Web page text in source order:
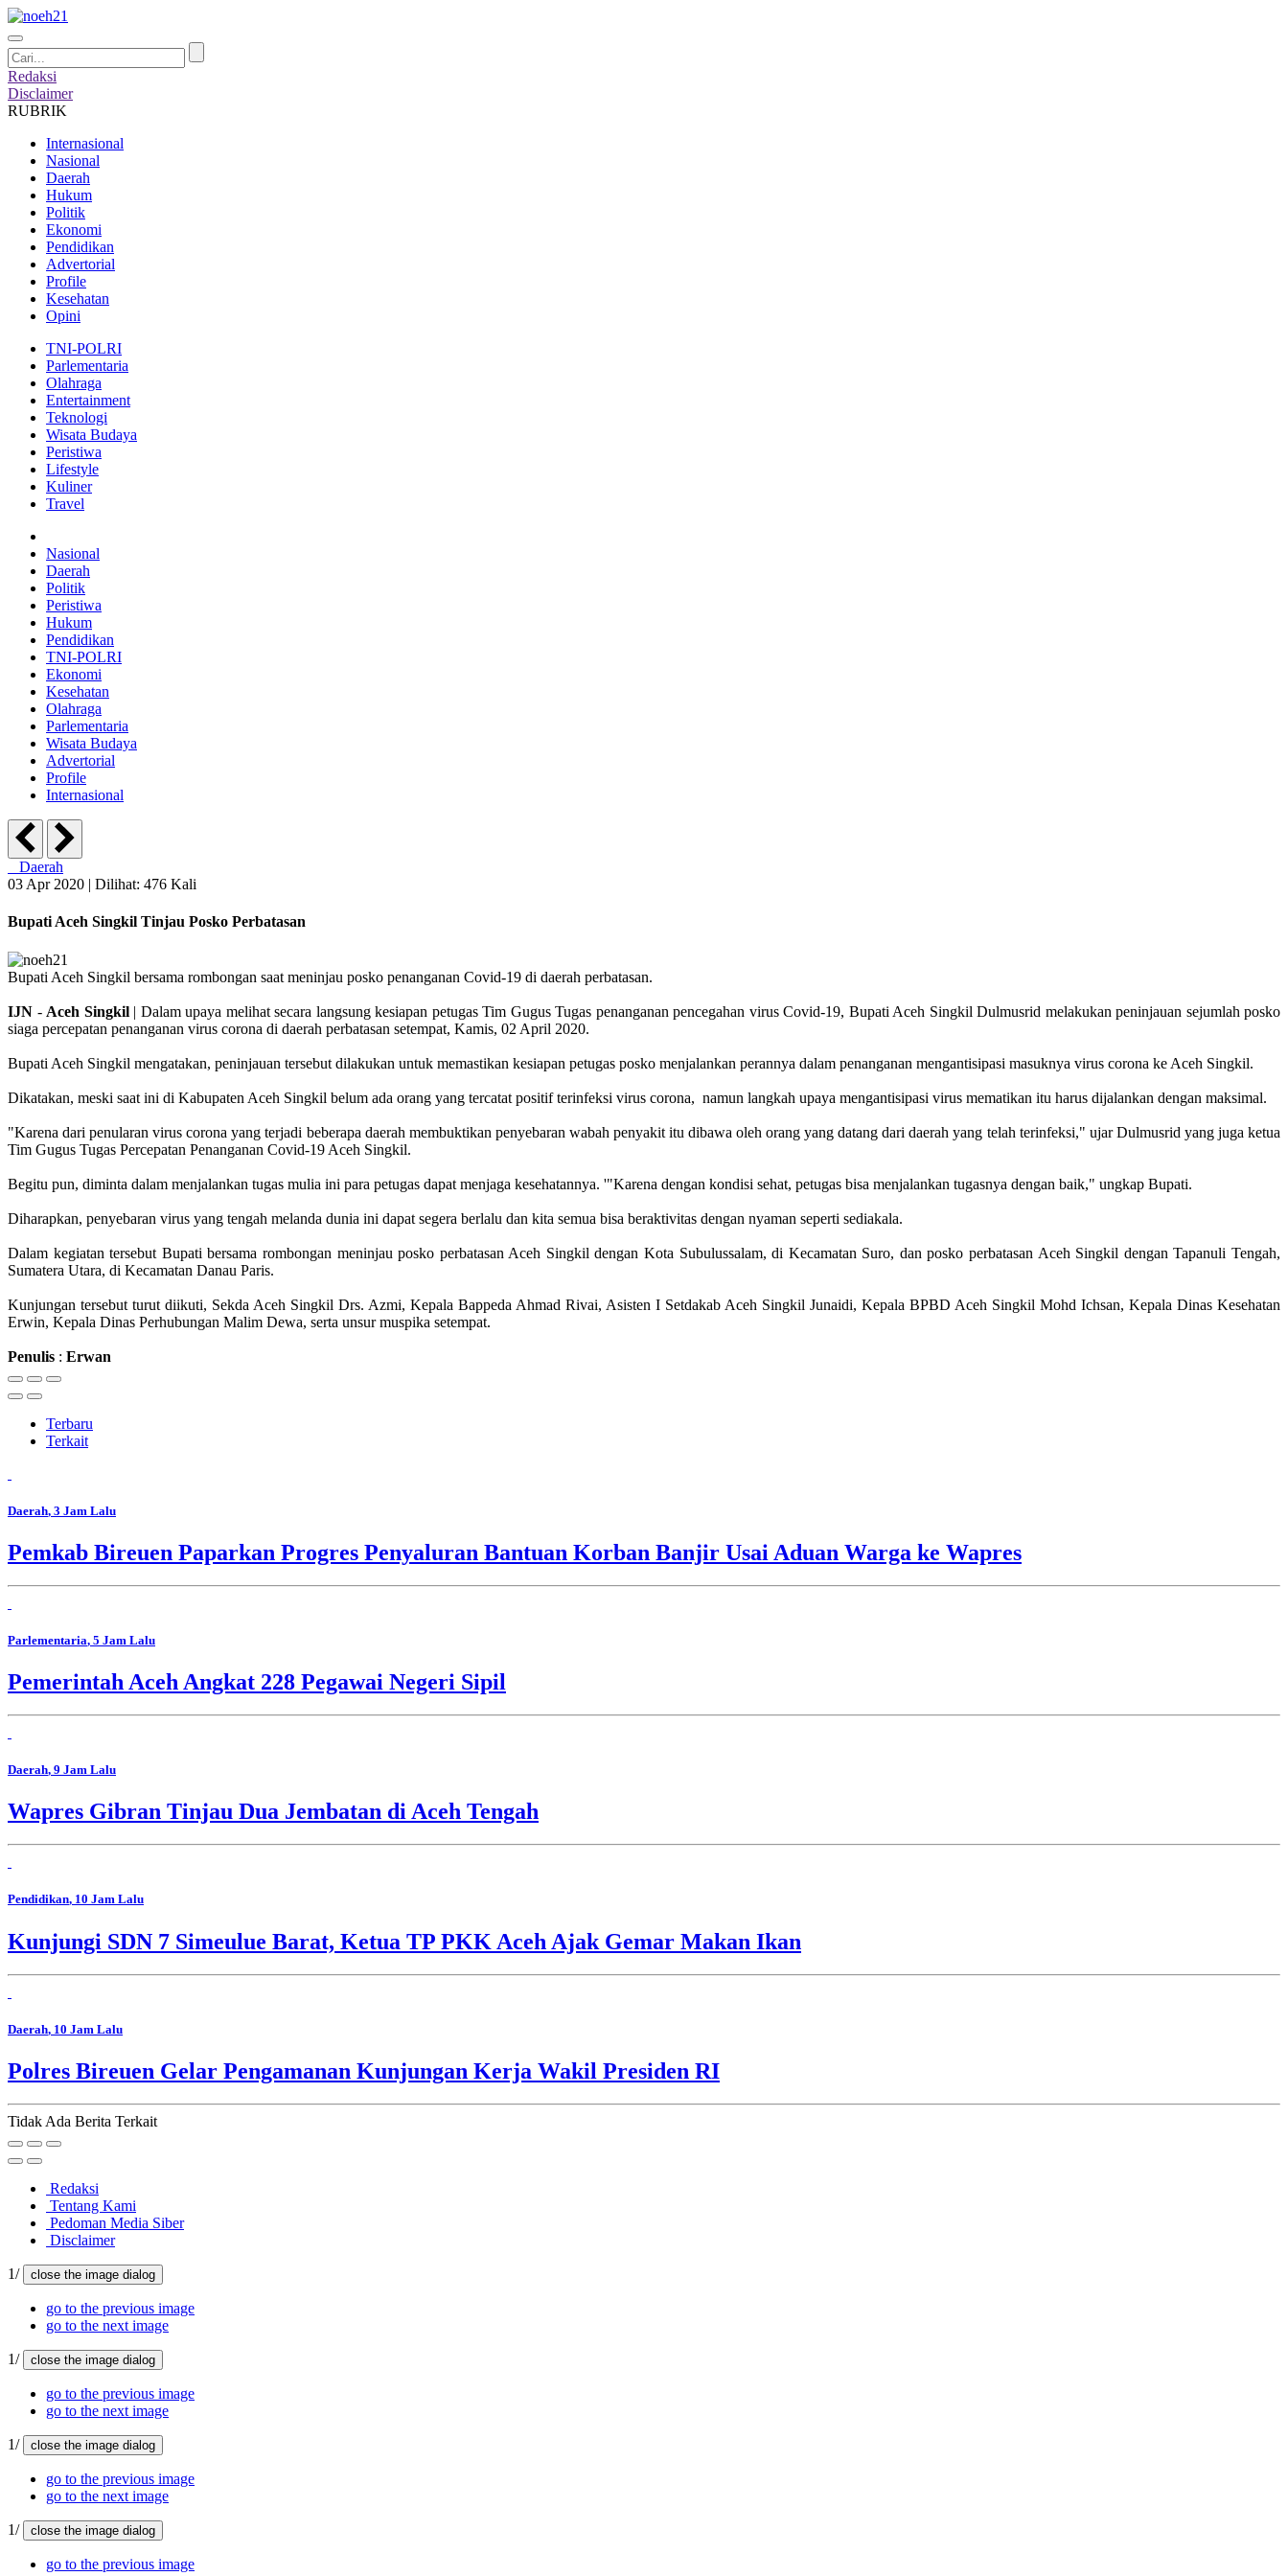
Redaksi
Disclaimer
RUBRIK
Internasional
Nasional
Daerah
Hukum
Politik
Ekonomi
Pendidikan
Advertorial
Profile
Kesehatan
Opini
TNI-POLRI
Parlementaria
Olahraga
Entertainment
Teknologi
Wisata Budaya
Peristiwa
Lifestyle
Kuliner
Travel
Nasional
Daerah
Politik
Peristiwa
Hukum
Pendidikan
TNI-POLRI
Ekonomi
Kesehatan
Olahraga
Parlementaria
Wisata Budaya
Advertorial
Profile
Internasional
Daerah
03 Apr 2020 | Dilihat: 476 Kali
Bupati Aceh Singkil Tinjau Posko Perbatasan
Bupati Aceh Singkil bersama rombongan saat meninjau posko penanganan Covid-19 di daerah perbatasan.
IJN - Aceh Singkil| Dalam upaya melihat secara langsung kesiapan petugas Tim Gugus Tugas penanganan pencegahan virus Covid-19, Bupati Aceh Singkil Dulmusrid melakukan peninjauan sejumlah posko
siaga percepatan penanganan virus corona di daerah perbatasan setempat, Kamis, 02 April 2020.
Bupati Aceh Singkil mengatakan, peninjauan tersebut dilakukan untuk memastikan kesiapan petugas posko menjalankan perannya dalam penanganan mengantisipasi masuknya virus corona ke Aceh Singkil.
Dikatakan, meski saat ini di Kabupaten Aceh Singkil belum ada orang yang tercatat positif terinfeksi virus corona, namun langkah upaya mengantisipasi virus mematikan itu harus dijalankan dengan maksimal.
"Karena dari penularan virus corona yang terjadi beberapa daerah membuktikan penyebaran wabah penyakit itu dibawa oleh orang yang datang dari daerah yang telah terinfeksi," ujar Dulmusrid yang juga ketua
Tim Gugus Tugas Percepatan Penanganan Covid-19 Aceh Singkil.
Begitu pun, diminta dalam menjalankan tugas mulia ini para petugas dapat menjaga kesehatannya. '"Karena dengan kondisi sehat, petugas bisa menjalankan tugasnya dengan baik," ungkap Bupati.
Diharapkan, penyebaran virus yang tengah melanda dunia ini dapat segera berlalu dan kita semua bisa beraktivitas dengan nyaman seperti sediakala.
Dalam kegiatan tersebut Bupati bersama rombongan meninjau posko perbatasan Aceh Singkil dengan Kota Subulussalam, di Kecamatan Suro, dan posko perbatasan Aceh Singkil dengan Tapanuli Tengah,
Sumatera Utara, di Kecamatan Danau Paris.
Kunjungan tersebut turut diikuti, Sekda Aceh Singkil Drs. Azmi, Kepala Bappeda Ahmad Rivai, Asisten I Setdakab Aceh Singkil Junaidi, Kepala BPBD Aceh Singkil Mohd Ichsan, Kepala Dinas Kesehatan
Erwin, Kepala Dinas Perhubungan Malim Dewa, serta unsur muspika setempat.
Penulis : Erwan
Terbaru
Terkait
Daerah, 3 Jam Lalu
Pemkab Bireuen Paparkan Progres Penyaluran Bantuan Korban Banjir Usai Aduan Warga ke Wapres
Parlementaria, 5 Jam Lalu
Pemerintah Aceh Angkat 228 Pegawai Negeri Sipil
Daerah, 9 Jam Lalu
Wapres Gibran Tinjau Dua Jembatan di Aceh Tengah
Pendidikan, 10 Jam Lalu
Kunjungi SDN 7 Simeulue Barat, Ketua TP PKK Aceh Ajak Gemar Makan Ikan
Daerah, 10 Jam Lalu
Polres Bireuen Gelar Pengamanan Kunjungan Kerja Wakil Presiden RI
Tidak Ada Berita Terkait
Redaksi
Tentang Kami
Pedoman Media Siber
Disclaimer
1/ close the image dialog
go to the previous image
go to the next image
1/ close the image dialog
go to the previous image
go to the next image
1/ close the image dialog
go to the previous image
go to the next image
1/ close the image dialog
go to the previous image